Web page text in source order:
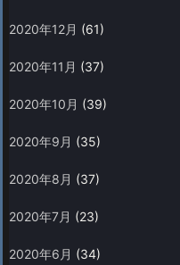
2020年12月 (61)
2020年11月 (37)
2020年10月 (39)
2020年9月 (35)
2020年8月 (37)
2020年7月 (23)
2020年6月 (34)